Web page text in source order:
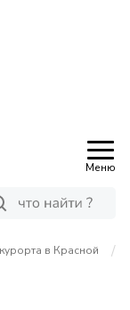
Меню
в Красной
/